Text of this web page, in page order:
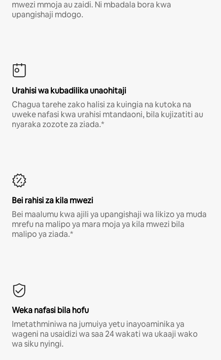
mwezi mmoja au zaidi. Ni mbadala bora kwa
upangishaji mdogo.
Urahisi wa kubadilika unaohitaji
Chagua tarehe zako halisi za kuingia na kutoka na
uweke nafasi kwa urahisi mtandaoni, bila kujizatiti au
nyaraka zozote za ziada.*
Bei rahisi za kila mwezi
Bei maalumu kwa ajili ya upangishaji wa likizo ya muda
mrefu na malipo ya mara moja ya kila mwezi bila
malipo ya ziada.*
Weka nafasi bila hofu
Imetathminiwa na jumuiya yetu inayoaminika ya
wageni na usaidizi wa saa 24 wakati wa ukaaji wako
wa siku nyingi.